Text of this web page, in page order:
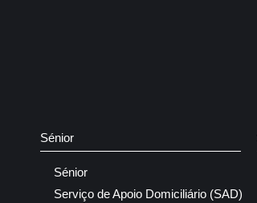
Sénior
Sénior
Serviço de Apoio Domiciliário (SAD)